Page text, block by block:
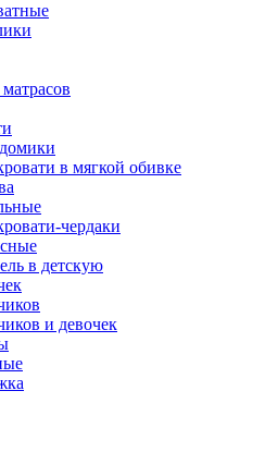
в мягкой обивке
чердаки
в детскую
и девочек